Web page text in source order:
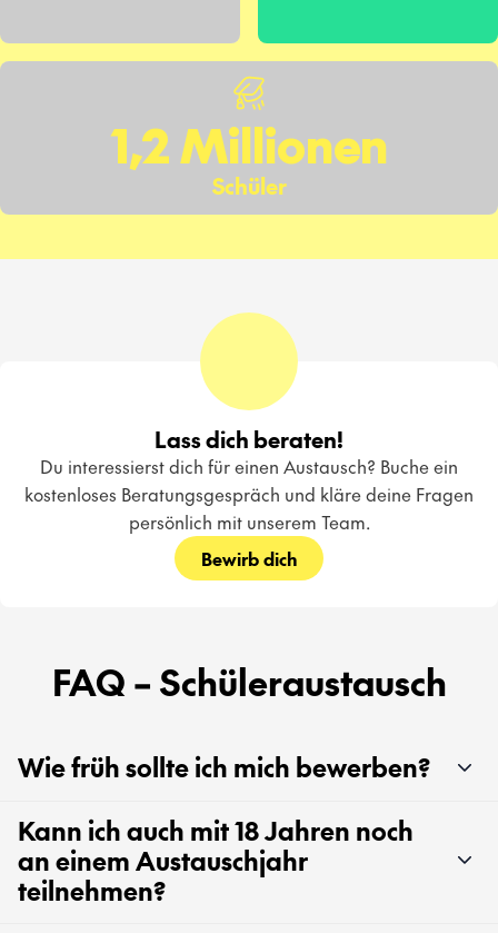
1,2 Millionen
Schüler
Lass dich beraten!
Du interessierst dich für einen Austausch? Buche ein
kostenloses Beratungsgespräch und kläre deine Fragen
persönlich mit unserem Team.
Bewirb dich
FAQ – Schüleraustausch
Wie früh sollte ich mich bewerben?
Kann ich auch mit 18 Jahren noch
an einem Austauschjahr
teilnehmen?